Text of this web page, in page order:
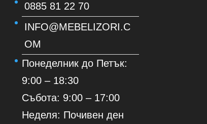
0885 81 22 70
INFO@MEBELIZORI.C
OM
Понеделник до Петък:
9:00 – 18:30
Събота: 9:00 – 17:00
Неделя: Почивен ден